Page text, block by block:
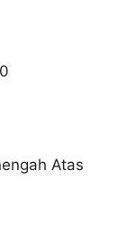
Atas